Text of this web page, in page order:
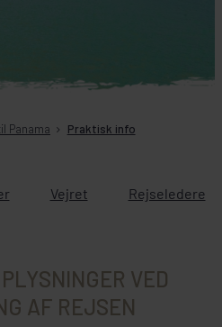
Panama Praktisk info
Vejret Rejseledere
VED
AF REJSEN